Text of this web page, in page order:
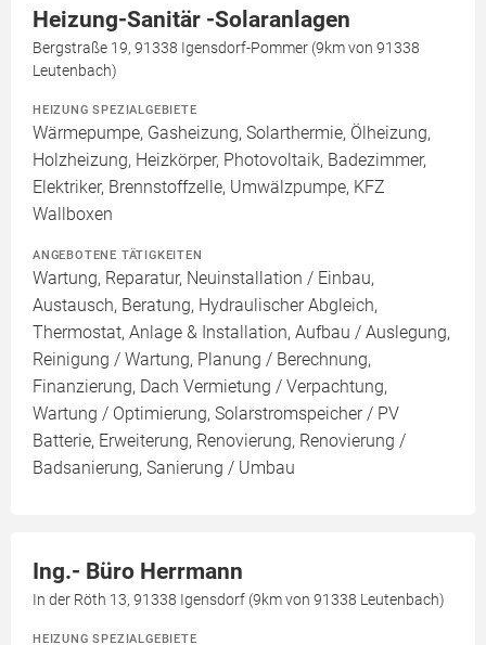
Heizung-Sanitär -Solaranlagen
Bergstraße 19, 91338 Igensdorf-Pommer (9km von 91338
Leutenbach)
HEIZUNG SPEZIALGEBIETE
Wärmepumpe, Gasheizung, Solarthermie, Ölheizung,
Holzheizung, Heizkörper, Photovoltaik, Badezimmer,
Elektriker, Brennstoffzelle, Umwälzpumpe, KFZ
Wallboxen
ANGEBOTENE TÄTIGKEITEN
Wartung, Reparatur, Neuinstallation / Einbau,
Austausch, Beratung, Hydraulischer Abgleich,
Thermostat, Anlage & Installation, Aufbau / Auslegung,
Reinigung / Wartung, Planung / Berechnung,
Finanzierung, Dach Vermietung / Verpachtung,
Wartung / Optimierung, Solarstromspeicher / PV
Batterie, Erweiterung, Renovierung, Renovierung /
Badsanierung, Sanierung / Umbau
Ing.- Büro Herrmann
In der Röth 13, 91338 Igensdorf (9km von 91338 Leutenbach)
HEIZUNG SPEZIALGEBIETE